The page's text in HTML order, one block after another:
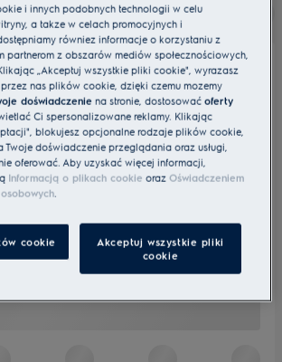
i innych podobnych technologii w celu
a także w celach promocyjnych i
również informacje o korzystaniu z
partnerom z obszarów mediów społecznościowych,
„Akceptuj wszystkie pliki cookie", wyrażasz
nas plików cookie, dzięki czemu możemy
doświadczenie na stronie, dostosowaćoferty
Ci spersonalizowane reklamy. Klikając
blokujesz opcjonalne rodzaje plików cookie,
Twoje doświadczenie przeglądania oraz usługi,
oferować. Aby uzyskać więcej informacji,
Informacją o plikach cookie orazOświadczeniem
.
cookie
Akceptuj wszystkie pliki
cookie